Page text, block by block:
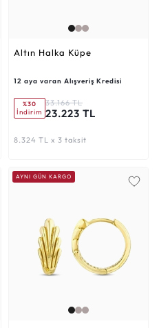
Altın Halka Küpe
12 aya varan Alışveriş Kredisi
%30
İndirim
33.166 TL
23.223 TL
8.324 TL x 3 taksit
AYNI GÜN KARGO